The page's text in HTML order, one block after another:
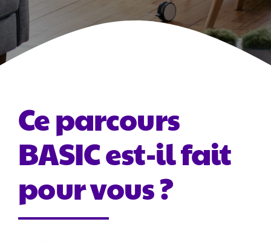
Ce parcours
BASIC est-il fait
pour vous ?